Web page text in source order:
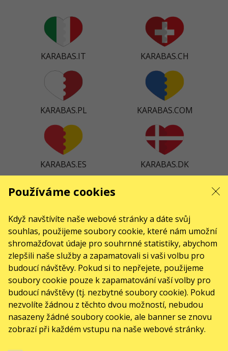
KARABAS.IT KARABAS.CH
KARABAS.PL KARABAS.COM
KARABAS.ES KARABAS.DK
KARABAS.CO
Používáme cookies
Když navštívíte naše webové stránky a dáte svůj
souhlas, použijeme soubory cookie, které nám umožní
shromažďovat údaje pro souhrnné statistiky, abychom
zlepšili naše služby a zapamatovali si vaši volbu pro
budoucí návštěvy. Pokud si to nepřejete, použijeme
soubory cookie pouze k zapamatování vaší volby pro
budoucí návštěvy (tj. nezbytné soubory cookie). Pokud
nezvolíte žádnou z těchto dvou možností, nebudou
nasazeny žádné soubory cookie, ale banner se znovu
zobrazí při každém vstupu na naše webové stránky.
KONTAKTY
Máte nějaké dotazy nebo návrhy?
Napište nám
Žádosti se zpracovávají prostřednictvím elektronického formuláře na stránce
sale@karabas.pl